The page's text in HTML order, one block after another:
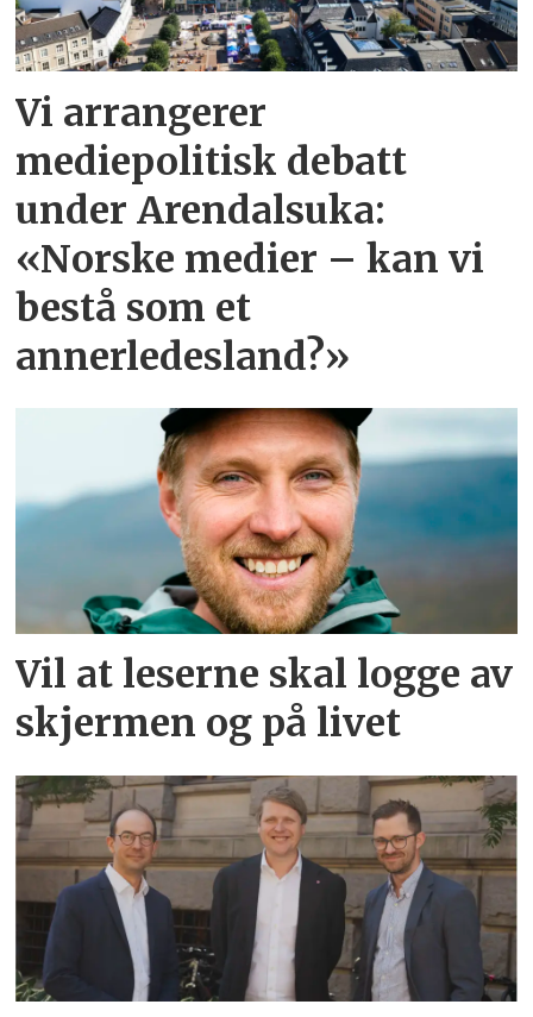
Vi arrangerer
mediepolitisk debatt
under Arendalsuka:
«Norske medier – kan vi
bestå som et
annerledesland?»
Vil at leserne skal logge av
skjermen og på livet